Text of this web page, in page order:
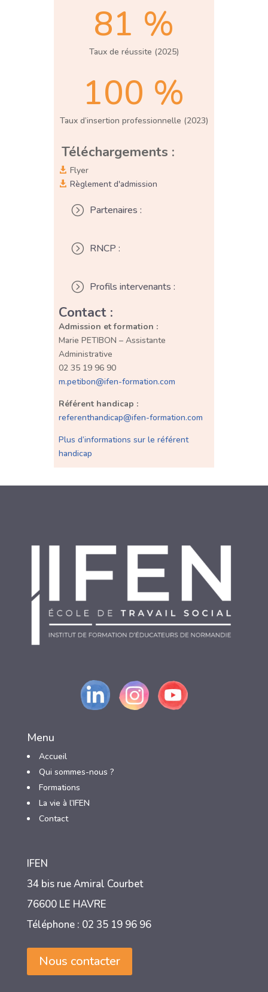
81 %
Taux de réussite (2025)
100 %
Taux d’insertion professionnelle (2023)
Téléchargements :
 Flyer
 Règlement d'admission
= Partenaires :
= RNCP :
= Profils intervenants :
Contact :
Admission et formation :
Marie PETIBON – Assistante
Administrative
02 35 19 96 90
m.petibon@ifen-formation.com
Référent handicap :
referenthandicap@ifen-formation.com
Plus d’informations sur le référent
handicap
Menu
Accueil
Qui sommes-nous ?
Formations
La vie à l’IFEN
Contact
IFEN
34 bis rue Amiral Courbet
76600 LE HAVRE
Téléphone : 02 35 19 96 96
Nous contacter